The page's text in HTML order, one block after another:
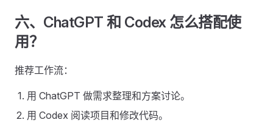
六、ChatGPT 和 Codex 怎么搭配使
用？
推荐工作流：
用 ChatGPT 做需求整理和方案讨论。
用 Codex 阅读项目和修改代码。